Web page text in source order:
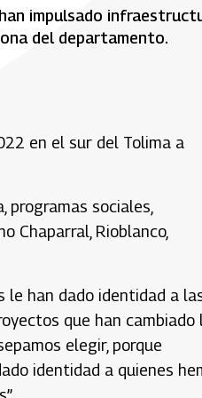
impulsado
del departamento.
en el sur del Tolima a
sociales,
Chaparral, Rioblanco,
le han dado identidad a
que han cambiado
elegir, porque
identidad a quienes